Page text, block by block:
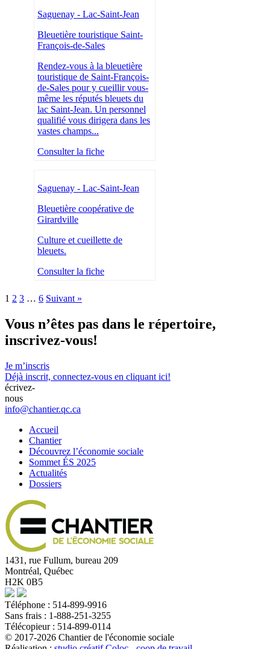
Saguenay - Lac-Saint-Jean
Bleuetière touristique Saint-
François-de-Sales
Rendez-vous à la bleuetière
touristique de Saint-François-
de-Sales pour y cueillir vous-
même les réputés bleuets du
lac Saint-Jean. Un personnel
qualifié vous dirigera dans les
vastes champs...
Consulter la fiche
Saguenay - Lac-Saint-Jean
Bleuetière coopérative de
Girardville
Culture et cueillette de
bleuets.
Consulter la fiche
1 2 3 … 6 Suivant »
Vous n’êtes pas dans le répertoire,
inscrivez-vous!
Je m’inscris
Déjà inscrit, connectez-vous en cliquant ici!
écrivez-
nous
info@chantier.qc.ca
Accueil
Chantier
Découvrez l’économie sociale
Sommet ÉS 2025
Actualités
Dossiers
1431, rue Fullum, bureau 209
Montréal, Québec
H2K 0B5
Téléphone : 514-899-9916
Sans frais : 1-888-251-3255
Télécopieur : 514-899-0114
© 2017-2026 Chantier de l'économie sociale